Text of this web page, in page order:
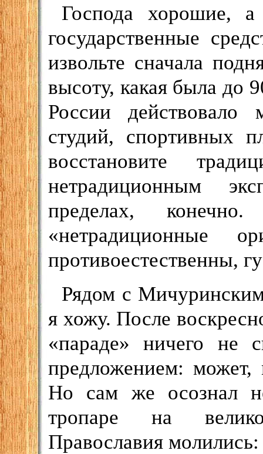
Господа хорошие,
государственные
извольте сначала
высоту, какая была до
России действовало
студий, спортивных
восстановите
нетрадиционным
пределах,
«нетрадиционные
противоестественны,
Рядом с
я хожу. После
«параде» ничего не
предложением: может,
Но сам же осознал
тропаре на
Православия